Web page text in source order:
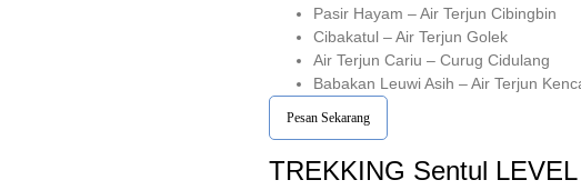
Pasir Hayam – Air Terjun Cibingbin
Cibakatul – Air Terjun Golek
Air Terjun Cariu – Curug Cidulang
Babakan Leuwi Asih – Air Terjun
Pesan Sekarang
TREKKING Sentul